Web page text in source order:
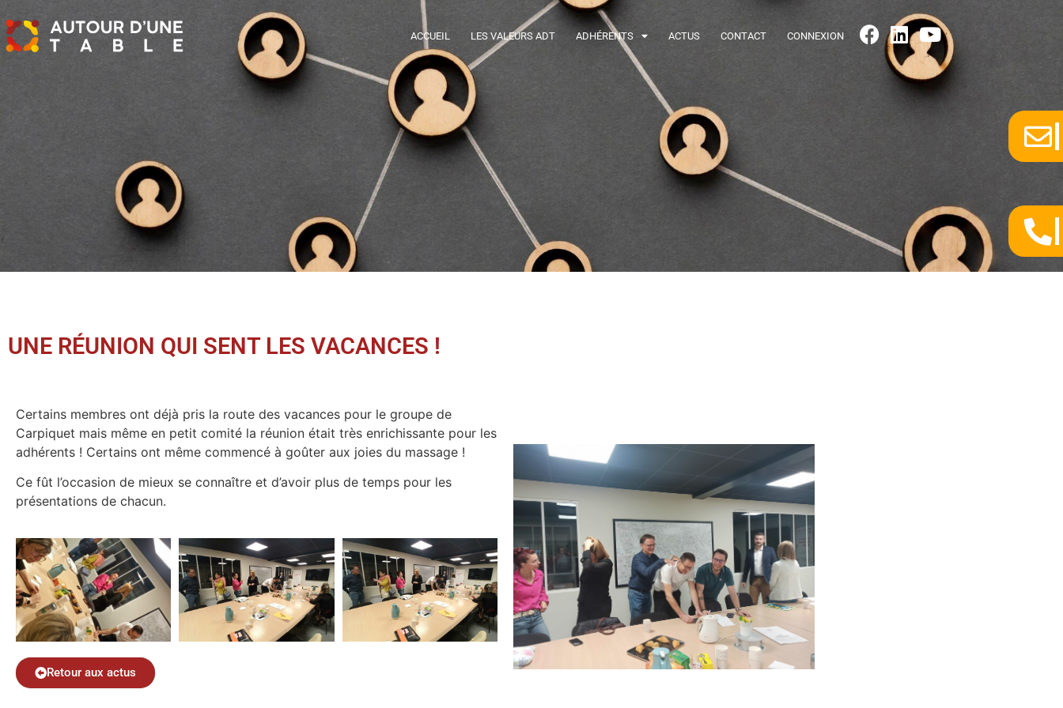
ACCUEIL LES VALEURS ADT ADHÉRENTS ACTUS CONTACT CONNEXION
UNE RÉUNION QUI SENT LES VACANCES !
Certains membres ont déjà pris la route des vacances pour le groupe de
Carpiquet mais même en petit comité la réunion était très enrichissante pour les
adhérents ! Certains ont même commencé à goûter aux joies du massage !
Ce fût l’occasion de mieux se connaître et d’avoir plus de temps pour les
présentations de chacun.
Retour aux actus